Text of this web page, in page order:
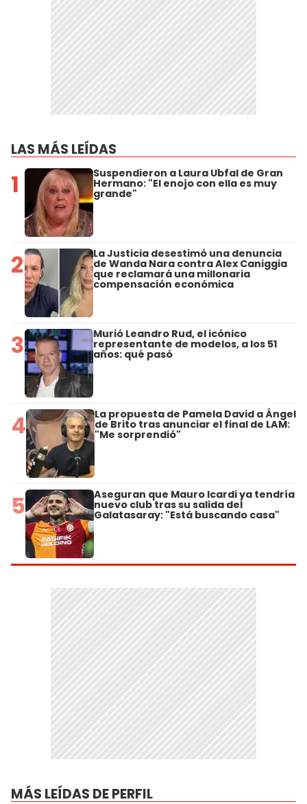
LAS MÁS LEÍDAS
1 Suspendieron a Laura Ubfal de Gran
Hermano: "El enojo con ella es muy
grande"
2 La Justicia desestimó una denuncia
de Wanda Nara contra Alex Caniggia
que reclamará una millonaria
compensación económica
3 Murió Leandro Rud, el icónico
representante de modelos, a los 51
años: qué pasó
4 La propuesta de Pamela David a Ángel
de Brito tras anunciar el final de LAM:
"Me sorprendió"
5 Aseguran que Mauro Icardi ya tendría
nuevo club tras su salida del
Galatasaray: "Está buscando casa"
MÁS LEÍDAS DE PERFIL